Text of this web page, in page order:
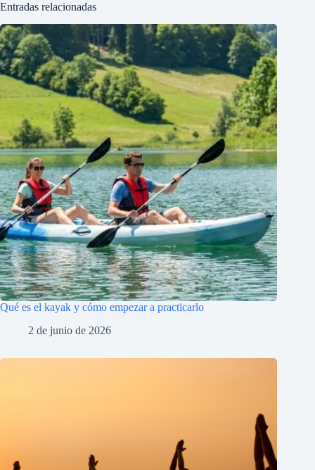
Entradas relacionadas
Qué es el kayak y cómo empezar a practicarlo
2 de junio de 2026